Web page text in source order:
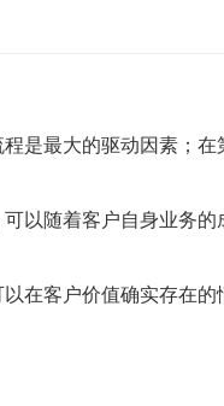
是最大的驱动因素；
以随着客户自身业务
在客户价值确实存在